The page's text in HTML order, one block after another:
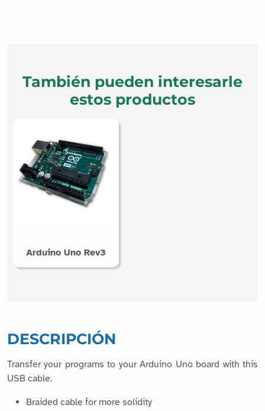
También pueden interesarle
estos productos
Arduino Uno Rev3
DESCRIPCIÓN
Transfer your programs to your Arduino Uno board with this
USB cable.
Braided cable for more solidity